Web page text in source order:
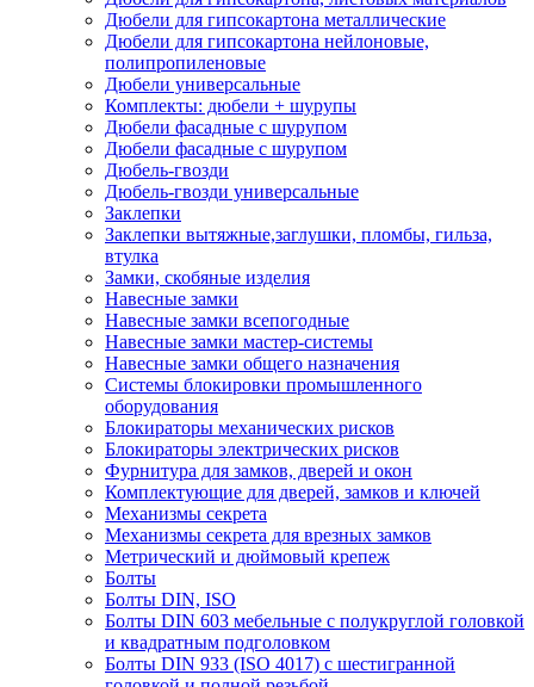
Дюбели для гипсокартона металлические
Дюбели для гипсокартона нейлоновые,
полипропиленовые
Дюбели универсальные
Комплекты: дюбели + шурупы
Дюбели фасадные с шурупом
Дюбели фасадные с шурупом
Дюбель-гвозди
Дюбель-гвозди универсальные
Заклепки
Заклепки вытяжные,заглушки, пломбы, гильза,
втулка
Замки, скобяные изделия
Навесные замки
Навесные замки всепогодные
Навесные замки мастер-системы
Навесные замки общего назначения
Системы блокировки промышленного
оборудования
Блокираторы механических рисков
Блокираторы электрических рисков
Фурнитура для замков, дверей и окон
Комплектующие для дверей, замков и ключей
Механизмы секрета
Механизмы секрета для врезных замков
Метрический и дюймовый крепеж
Болты
Болты DIN, ISO
Болты DIN 603 мебельные с полукруглой головкой
и квадратным подголовком
Болты DIN 933 (ISO 4017) с шестигранной